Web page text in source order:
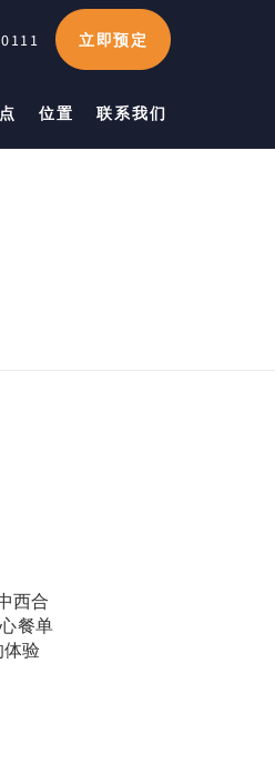
立即预定
位置 联系我们
西合
餐单
验